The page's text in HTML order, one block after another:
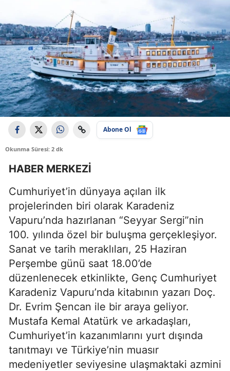
Abone Ol
Okunma Süresi: 2 dk
HABER MERKEZİ
Cumhuriyet’in dünyaya açılan ilk
projelerinden biri olarak Karadeniz
Vapuru’nda hazırlanan “Seyyar Sergi”nin
100. yılında özel bir buluşma gerçekleşiyor.
Sanat ve tarih meraklıları, 25 Haziran
Perşembe günü saat 18.00’de
düzenlenecek etkinlikte, Genç Cumhuriyet
Karadeniz Vapuru’nda kitabının yazarı Doç.
Dr. Evrim Şencan ile bir araya geliyor.
Mustafa Kemal Atatürk ve arkadaşları,
Cumhuriyet’in kazanımlarını yurt dışında
tanıtmayı ve Türkiye’nin muasır
medeniyetler seviyesine ulaşmaktaki azmini